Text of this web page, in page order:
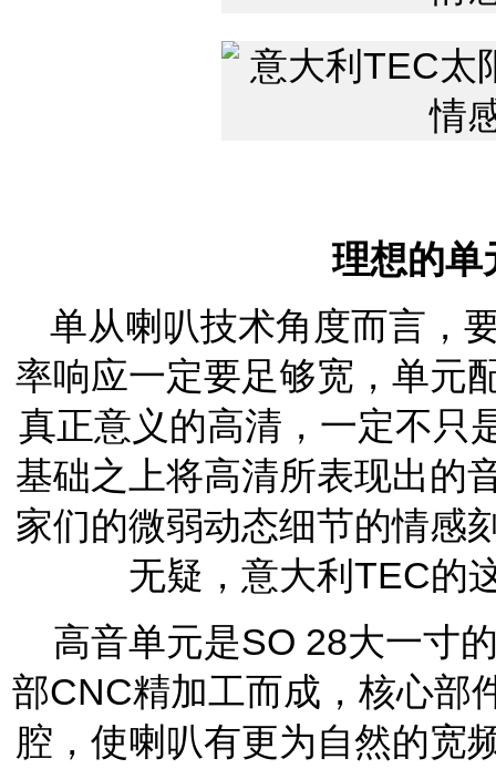
理想的单
单从喇叭技术角度而言，
率响应一定要足够宽，单元
真正意义的高清，一定不只
基础之上将高清所表现出的
家们的微弱动态细节的情感
无疑，意大利TEC的
高音单元是SO 28大一寸
部CNC精加工而成，核心部
腔，使喇叭有更为自然的宽